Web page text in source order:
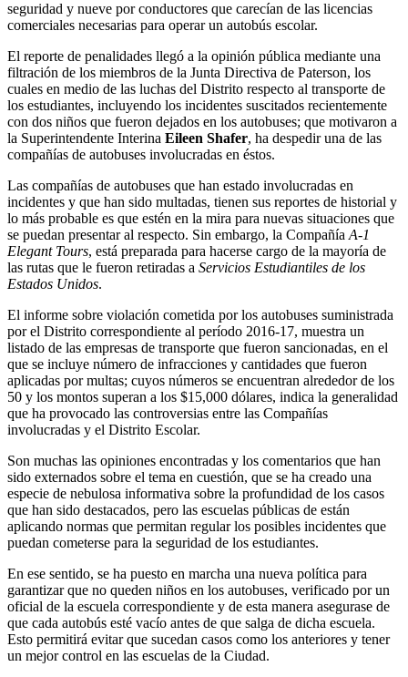
seguridad y nueve por conductores que carecían de las licencias
comerciales necesarias para operar un autobús escolar.
El reporte de penalidades llegó a la opinión pública mediante una
filtración de los miembros de la Junta Directiva de Paterson, los
cuales en medio de las luchas del Distrito respecto al transporte de
los estudiantes, incluyendo los incidentes suscitados recientemente
con dos niños que fueron dejados en los autobuses; que motivaron a
la Superintendente Interina Eileen Shafer, ha despedir una de las
compañías de autobuses involucradas en éstos.
Las compañías de autobuses que han estado involucradas en
incidentes y que han sido multadas, tienen sus reportes de historial y
lo más probable es que estén en la mira para nuevas situaciones que
se puedan presentar al respecto. Sin embargo, la Compañía A-1
Elegant Tours, está preparada para hacerse cargo de la mayoría de
las rutas que le fueron retiradas a Servicios Estudiantiles de los
Estados Unidos.
El informe sobre violación cometida por los autobuses suministrada
por el Distrito correspondiente al período 2016-17, muestra un
listado de las empresas de transporte que fueron sancionadas, en el
que se incluye número de infracciones y cantidades que fueron
aplicadas por multas; cuyos números se encuentran alrededor de los
50 y los montos superan a los $15,000 dólares, indica la generalidad
que ha provocado las controversias entre las Compañías
involucradas y el Distrito Escolar.
Son muchas las opiniones encontradas y los comentarios que han
sido externados sobre el tema en cuestión, que se ha creado una
especie de nebulosa informativa sobre la profundidad de los casos
que han sido destacados, pero las escuelas públicas de están
aplicando normas que permitan regular los posibles incidentes que
puedan cometerse para la seguridad de los estudiantes.
En ese sentido, se ha puesto en marcha una nueva política para
garantizar que no queden niños en los autobuses, verificado por un
oficial de la escuela correspondiente y de esta manera asegurase de
que cada autobús esté vacío antes de que salga de dicha escuela.
Esto permitirá evitar que sucedan casos como los anteriores y tener
un mejor control en las escuelas de la Ciudad.